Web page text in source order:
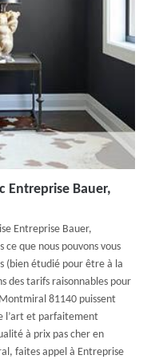
Entreprise Bauer,
Entreprise Bauer,
ce que nous pouvons vous
(bien étudié pour être à la
des tarifs raisonnables pour
81140 puissent
l’art et parfaitement
à prix pas cher en
faites appel à Entreprise